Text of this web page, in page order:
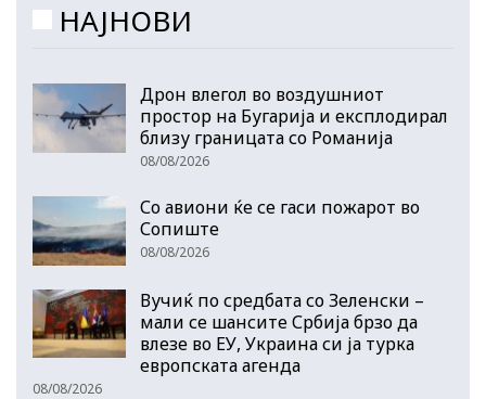
НАЈНОВИ
Дрон влегол во воздушниот
простор на Бугарија и експлодирал
близу границата со Романија
08/08/2026
Со авиони ќе се гаси пожарот во
Сопиште
08/08/2026
Вучиќ по средбата со Зеленски –
мали се шансите Србија брзо да
влезе во ЕУ, Украина си ја турка
европската агенда
08/08/2026